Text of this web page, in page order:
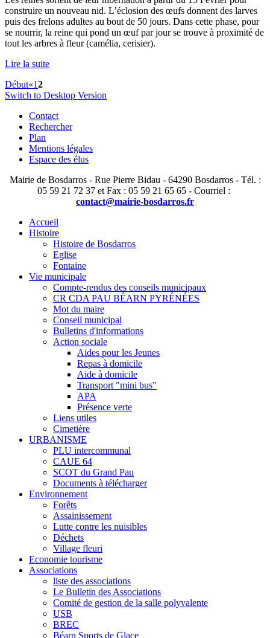
construire un nouveau nid. L’éclosion des œufs donnent des larves
puis des frelons adultes au bout de 50 jours. Dans cette phase, pour
se nourrir, la reine qui pond un œuf par jour se trouve à proximité de
tout les arbres à fleur (camélia, cerisier).
Lire la suite
Début«12
Switch to Desktop Version
Contact
Rechercher
Plan
Mentions légales
Espace des élus
Mairie de Bosdarros - Rue Pierre Bidau - 64290 Bosdarros - Tél. :
05 59 21 72 37 et Fax : 05 59 21 65 65 - Courriel :
contact@mairie-bosdarros.fr
Accueil
Histoire
Histoire de Bosdarros
Eglise
Fontaine
Vie municipale
Compte-rendus des conseils municipaux
CR CDA PAU BÉARN PYRÉNÉES
Mot du maire
Conseil municipal
Bulletins d'informations
Action sociale
Aides pour les Jeunes
Repas à domicile
Aide à domicile
Transport "mini bus"
APA
Présence verte
Liens utiles
Cimetière
URBANISME
PLU intercommunal
CAUE 64
SCOT du Grand Pau
Documents à télécharger
Environnement
Forêts
Assainissement
Lutte contre les nuisibles
Déchets
Village fleuri
Economie tourisme
Associations
liste des associations
Le Bulletin des Associations
Comité de gestion de la salle polyvalente
USB
BREC
Béarn Sports de Glace